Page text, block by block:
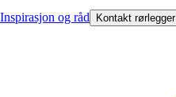
Inspirasjon og råd Kontakt rørlegger